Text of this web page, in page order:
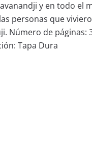
y en todo el
personas que
Número de páginas:
Tapa Dura